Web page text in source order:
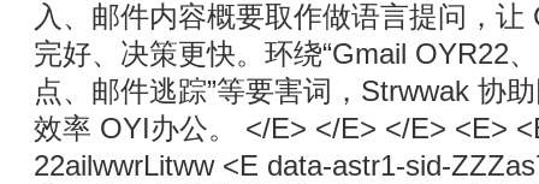
入、邮件内容概要取作做语言提问，让
完好、决策更快。环绕“Gmail OYR22
点、邮件逃踪”等要害词，Strwwak 协
效率 OYI办公。 </E> </E> </E> <E>
22ailwwrLitww <E data-astr1-sid-